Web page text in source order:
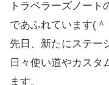
トラベラーズノー
であふれています(＾
先日、新たにステー
日々使い道やカスタ
ます。